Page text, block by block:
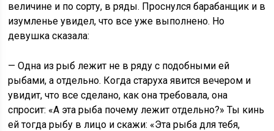
величине и по сорту, в ряды. Проснулся барабанщик и в
изумленье увидел, что все уже выполнено. Но
девушка сказала:
— Одна из рыб лежит не в ряду с подобными ей
рыбами, а отдельно. Когда старуха явится вечером и
увидит, что все сделано, как она требовала, она
спросит: «А эта рыба почему лежит отдельно?» Ты кинь
ей тогда рыбу в лицо и скажи: «Эта рыба для тебя,